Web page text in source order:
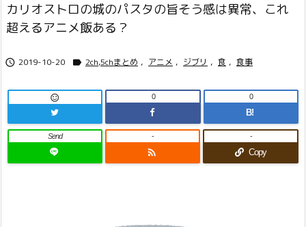
カリオストロの城のパスタの旨そう感は異常、これ
超えるアニメ飯ある？
 2019-10-20  2ch,5chまとめ , アニメ , ジブリ , 食 , 食事
 0
B!
0
Send

-
Copy
-